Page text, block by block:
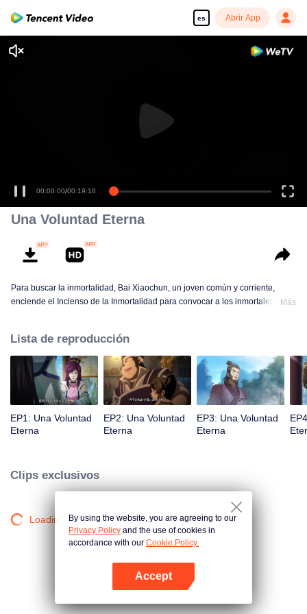
es Abrir App
00:00:00/00:19:18
Una Voluntad Eterna
Para buscar la inmortalidad, Bai Xiaochun, un joven común y corriente,
enciende el Incienso de la Inmortalidad para convocar a los inmortales. Pero
con numerosas tramas divertidas. Ven a verlo para llenar tu verano de
alegría.
Más
Lista de reproducción
EP1: Una Voluntad
Eterna
EP2: Una Voluntad
Eterna
EP3: Una Voluntad
Eterna
Clips exclusivos
Loading…By using the website, you are agreeing to our
Privacy Policy and the use of cookies in
accordance with our Cookie Policy.
Accept